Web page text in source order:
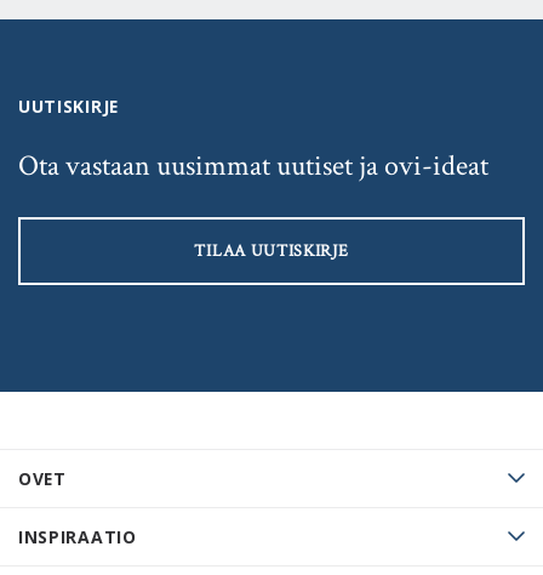
OVET
INSPIRAATIO
UUTISKIRJE
Ota vastaan uusimmat uutiset ja ovi-ideat
TILAA UUTISKIRJE